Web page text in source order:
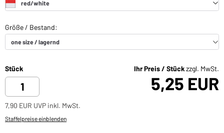
Stück Ihr Preis / Stückzzgl. MwSt.
5,25 EUR
7,90 EUR UVP inkl. MwSt.
Staffelpreise einblenden